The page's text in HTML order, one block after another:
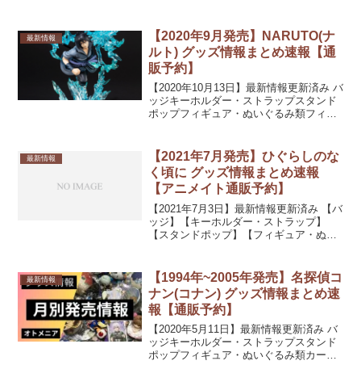
売日：2019/11/下旬15%...
最新情報
【2020年9月発売】NARUTO(ナ
ルト) グッズ情報まとめ速報【通
販予約】
【2020年10月13日】最新情報更新済み バ
ッジキーホルダー・ストラップスタンド
ポップフィギュア・ぬいぐるみ類フィギ
ード・シール類ポスター・...
最新情報
【2021年7月発売】ひぐらしのな
く頃に グッズ情報まとめ速報
【アニメイト通販予約】
【2021年7月3日】最新情報更新済み 【バ
ッジ】【キーホルダー・ストラップ】
【スタンドポップ】【フィギュア・ぬい
13,200円(税込)ひぐらしのなく...
最新情報
【1994年~2005年発売】名探偵コ
ナン(コナン) グッズ情報まとめ速
報【通販予約】
【2020年5月11日】最新情報更新済み バ
ッジキーホルダー・ストラップスタンド
ポップフィギュア・ぬいぐるみ類カー